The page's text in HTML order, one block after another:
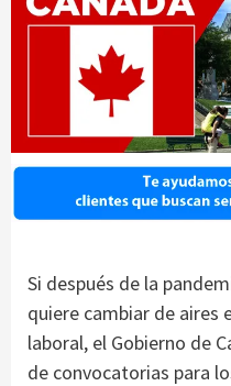
Si después de la
quiere cambiar de aires
laboral, el Gobierno de
de convocatorias para